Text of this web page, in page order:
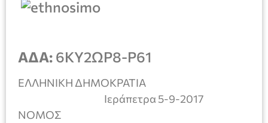
ΑΔΑ: 6ΚΥ2ΩΡ8-Ρ61
ΕΛΛΗΝΙΚΗ ΔΗΜΟΚΡΑΤΙΑ
Iεράπετρα 5-9-2017
ΝΟΜΟΣ